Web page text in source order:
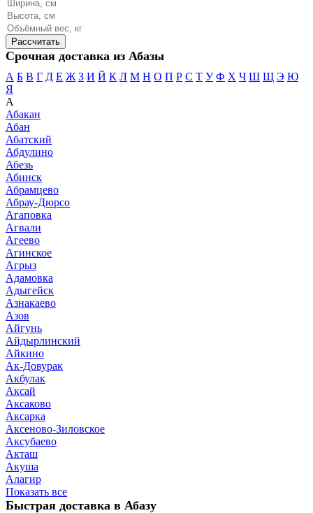
Срочная доставка из Абазы
А Б В Г Д Е Ж З И Й К Л М Н О П Р С Т У Ф Х Ч Ш Щ Э Ю
Я
А
Абакан
Абан
Абатский
Абдулино
Абезь
Абинск
Абрамцево
Абрау-Дюрсо
Агаповка
Агвали
Агеево
Агинское
Агрыз
Адамовка
Адыгейск
Азнакаево
Азов
Айгунь
Айдырлинский
Айкино
Ак-Довурак
Акбулак
Аксай
Аксаково
Аксарка
Аксеново-Зиловское
Аксубаево
Акташ
Акуша
Алагир
Показать все
Быстрая доставка в Абазу